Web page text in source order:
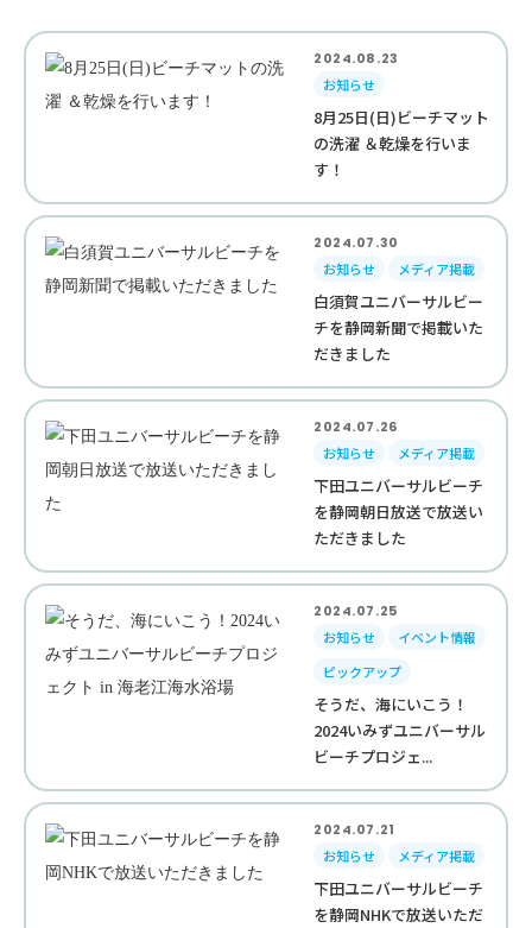
2024.08.23
お知らせ
8月25日(日)ビーチマット
の洗濯 ＆乾燥を行いま
す！
2024.07.30
お知らせ
メディア掲載
白須賀ユニバーサルビー
チを静岡新聞で掲載いた
だきました
2024.07.26
お知らせ
メディア掲載
下田ユニバーサルビーチ
を静岡朝日放送で放送い
ただきました
2024.07.25
お知らせ
イベント情報
ピックアップ
そうだ、海にいこう！
2024いみずユニバーサル
ビーチプロジェ...
2024.07.21
お知らせ
メディア掲載
下田ユニバーサルビーチ
を静岡NHKで放送いただ